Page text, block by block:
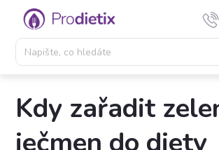
Přejít
obsah
Kdy zařadit
ječmen do diety